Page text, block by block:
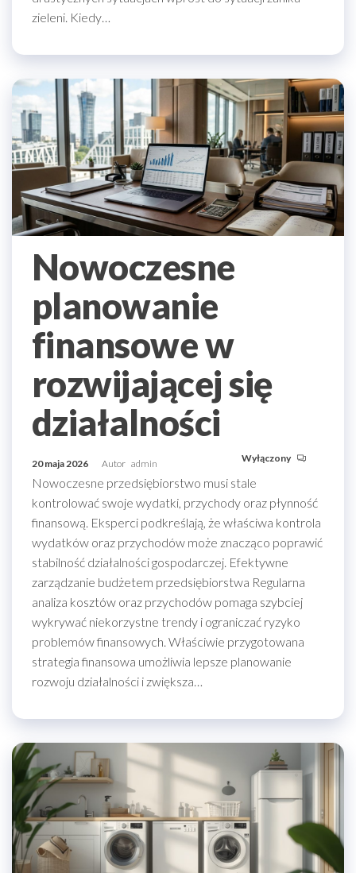
zieleni. Kiedy…
Nowoczesne
planowanie
finansowe w
rozwijającej się
działalności
20 maja 2026 Autor admin Wyłączony
Nowoczesne przedsiębiorstwo musi stale
kontrolować swoje wydatki, przychody oraz płynność
finansową. Eksperci podkreślają, że właściwa kontrola
wydatków oraz przychodów może znacząco poprawić
stabilność działalności gospodarczej. Efektywne
zarządzanie budżetem przedsiębiorstwa Regularna
analiza kosztów oraz przychodów pomaga szybciej
wykrywać niekorzystne trendy i ograniczać ryzyko
problemów finansowych. Właściwie przygotowana
strategia finansowa umożliwia lepsze planowanie
rozwoju działalności i zwiększa…